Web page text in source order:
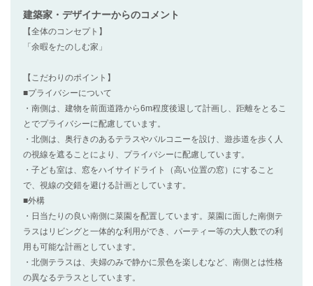
建築家・デザイナーからのコメント
【全体のコンセプト】
「余暇をたのしむ家」
【こだわりのポイント】
■プライバシーについて
・南側は、建物を前面道路から6m程度後退して計画し、距離をとるこ
とでプライバシーに配慮しています。
・北側は、奥行きのあるテラスやバルコニーを設け、遊歩道を歩く人
の視線を遮ることにより、プライバシーに配慮しています。
・子ども室は、窓をハイサイドライト（高い位置の窓）にすること
で、視線の交錯を避ける計画としています。
■外構
・日当たりの良い南側に菜園を配置しています。菜園に面した南側テ
ラスはリビングと一体的な利用ができ、パーティー等の大人数での利
用も可能な計画としています。
・北側テラスは、夫婦のみで静かに景色を楽しむなど、南側とは性格
の異なるテラスとしています。